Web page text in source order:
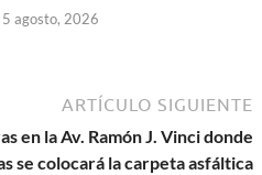
5 agosto, 2026
ARTÍCULO SIGUIENTE
en la Av. Ramón J. Vinci donde
se colocará la carpeta asfáltica